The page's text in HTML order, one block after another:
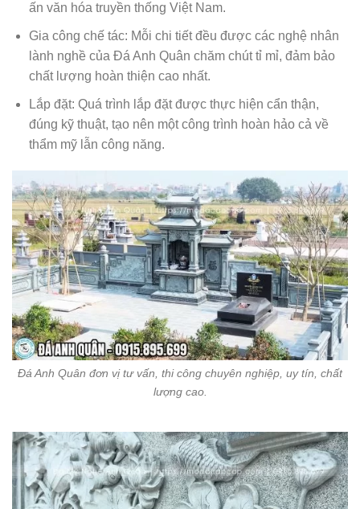
ấn văn hóa truyền thống Việt Nam.
Gia công chế tác: Mỗi chi tiết đều được các nghệ nhân
lành nghề của Đá Anh Quân chăm chút tỉ mỉ, đảm bảo
chất lượng hoàn thiện cao nhất.
Lắp đặt: Quá trình lắp đặt được thực hiện cẩn thận,
đúng kỹ thuật, tạo nên một công trình hoàn hảo cả về
thẩm mỹ lẫn công năng.
Đá Anh Quân đơn vị tư vấn, thi công chuyên nghiệp, uy tín, chất
lượng cao.